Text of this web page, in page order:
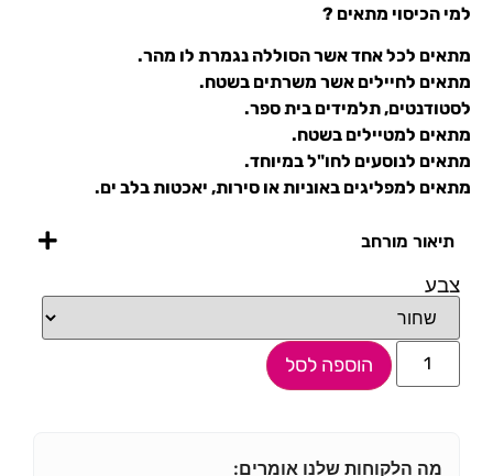
למי הכיסוי מתאים ?
מתאים לכל אחד אשר הסוללה נגמרת לו מהר.
מתאים לחיילים אשר משרתים בשטח.
לסטודנטים, תלמידים בית ספר.
מתאים למטיילים בשטח.
מתאים לנוסעים לחו"ל במיוחד.
מתאים למפליגים באוניות או סירות, יאכטות בלב ים.
תיאור מורחב
צבע
הוספה לסל
מה הלקוחות שלנו אומרים: